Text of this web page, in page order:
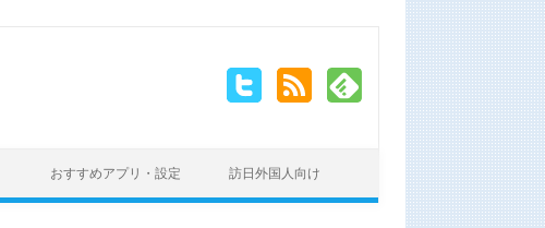
おすすめアプリ・設定 訪日外国人向け